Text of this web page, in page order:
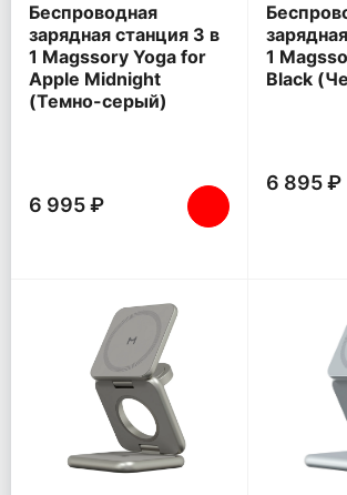
Беспроводная
зарядная станция 3 в
1 Magssory Yoga for
Apple Midnight
(Темно-серый)
6 995 ₽
1
Black
6 895 ₽